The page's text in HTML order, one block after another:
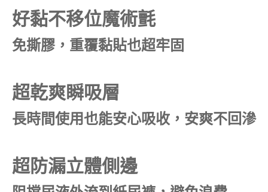
好黏不移位魔術氈
免撕膠，重覆黏貼也超牢固
超乾爽瞬吸層
長時間使用也能安心吸收，安爽不回滲
超防漏立體側邊